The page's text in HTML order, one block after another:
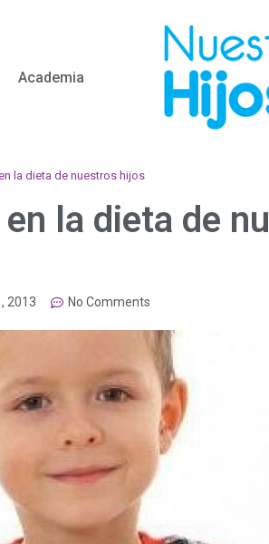
Academia
la dieta de nuestros hijos
la dieta de
2013 No Comments